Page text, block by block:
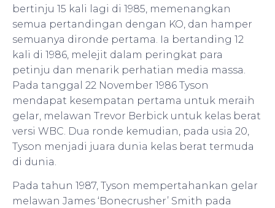
bertinju 15 kali lagi di 1985, memenangkan
semua pertandingan dengan KO, dan hamper
semuanya dironde pertama. Ia bertanding 12
kali di 1986, melejit dalam peringkat para
petinju dan menarik perhatian media massa.
Pada tanggal 22 November 1986 Tyson
mendapat kesempatan pertama untuk meraih
gelar, melawan Trevor Berbick untuk kelas berat
versi WBC. Dua ronde kemudian, pada usia 20,
Tyson menjadi juara dunia kelas berat termuda
di dunia.
Pada tahun 1987, Tyson mempertahankan gelar
melawan James ‘Bonecrusher’ Smith pada